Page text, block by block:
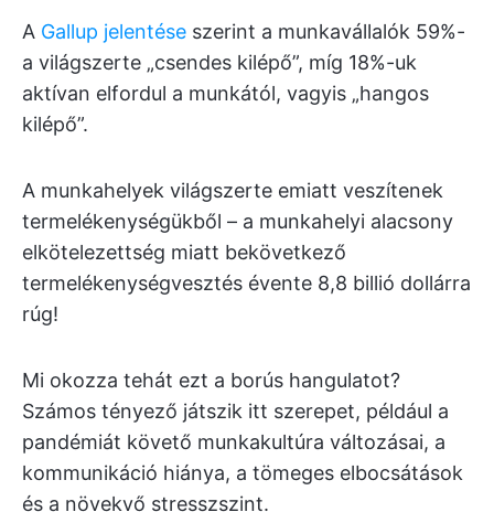
A Gallup jelentése szerint a munkavállalók 59%-
a világszerte „csendes kilépő”, míg 18%-uk
aktívan elfordul a munkától, vagyis „hangos
kilépő”.
A munkahelyek világszerte emiatt veszítenek
termelékenységükből – a munkahelyi alacsony
elkötelezettség miatt bekövetkező
termelékenységvesztés évente 8,8 billió dollárra
rúg!
Mi okozza tehát ezt a borús hangulatot?
Számos tényező játszik itt szerepet, például a
pandémiát követő munkakultúra változásai, a
kommunikáció hiánya, a tömeges elbocsátások
és a növekvő stresszszint.